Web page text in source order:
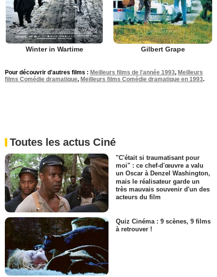
Winter in Wartime Gilbert Grape
Pour découvrir d'autres films : Meilleurs films de l'année 1993, Meilleurs
films Comédie dramatique, Meilleurs films Comédie dramatique en 1993.
Toutes les actus Ciné
"C'était si traumatisant pour
moi" : ce chef-d'œuvre a valu
un Oscar à Denzel Washington,
mais le réalisateur garde un
très mauvais souvenir d'un des
acteurs du film
Quiz Cinéma : 9 scènes, 9 films
à retrouver !